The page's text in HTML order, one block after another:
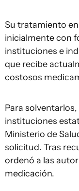
Su tratamiento
inicialmente con
instituciones e
que recibe
costosos
Para
instituciones
Ministerio de
solicitud. Tras
ordenó a las
medicación.